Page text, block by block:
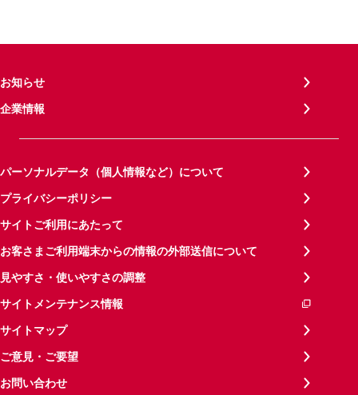
お知らせ
企業情報
パーソナルデータ（個人情報など）について
プライバシーポリシー
サイトご利用にあたって
お客さまご利用端末からの情報の外部送信について
見やすさ・使いやすさの調整
サイトメンテナンス情報
サイトマップ
ご意見・ご要望
お問い合わせ